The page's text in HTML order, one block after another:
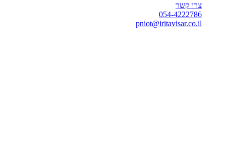
צרו קשר
054-4222786
pniot@iritavisar.co.il